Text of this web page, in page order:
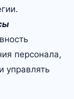
персонала,
управлять